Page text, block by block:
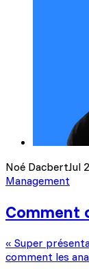
Noé DacbertJul
Management
Comment
« Super
comment les